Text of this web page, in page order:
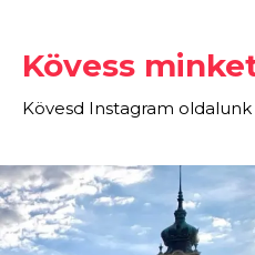
Kövess
Kövesd Instagram